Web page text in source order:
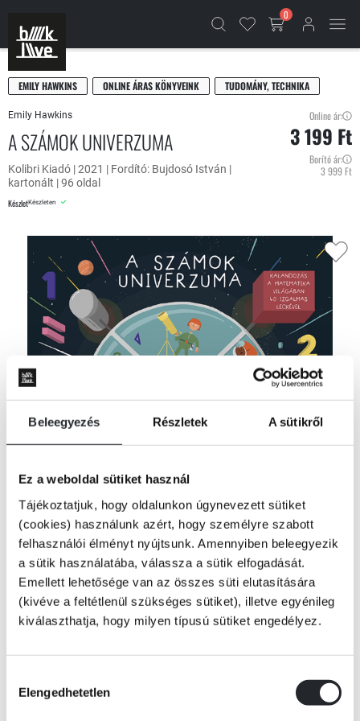
Beleegyezés Részletek A sütikről
Ez a weboldal sütiket használ
Tájékoztatjuk, hogy oldalunkon úgynevezett sütiket
(cookies) használunk azért, hogy személyre szabott
felhasználói élményt nyújtsunk. Amennyiben beleegyezik
a sütik használatába, válassza a sütik elfogadását.
Emellett lehetősége van az összes süti elutasítására
(kivéve a feltétlenül szükséges sütiket), illetve egyénileg
kiválaszthatja, hogy milyen típusú sütiket engedélyez.
kiválasztása
Elengedhetetlen
0
EMILY HAWKINS ONLINE ÁRAS KÖNYVEINK TUDOMÁNY, TECHNIKA
Emily Hawkins
A SZÁMOK UNIVERZUMA
Kolibri Kiadó | 2021 | Fordító: Bujdosó István |
kartonált | 96 oldal
KészletKészleten
Online ár:
3 199 Ft
Borító ár:
3 999 Ft